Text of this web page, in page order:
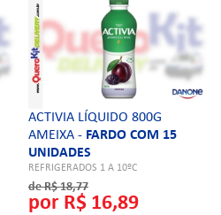
ACTIVIA LÍQUIDO 800G
AMEIXA - FARDO COM 15
UNIDADES
REFRIGERADOS 1 A 10ºC
de R$ 18,77
por R$ 16,89